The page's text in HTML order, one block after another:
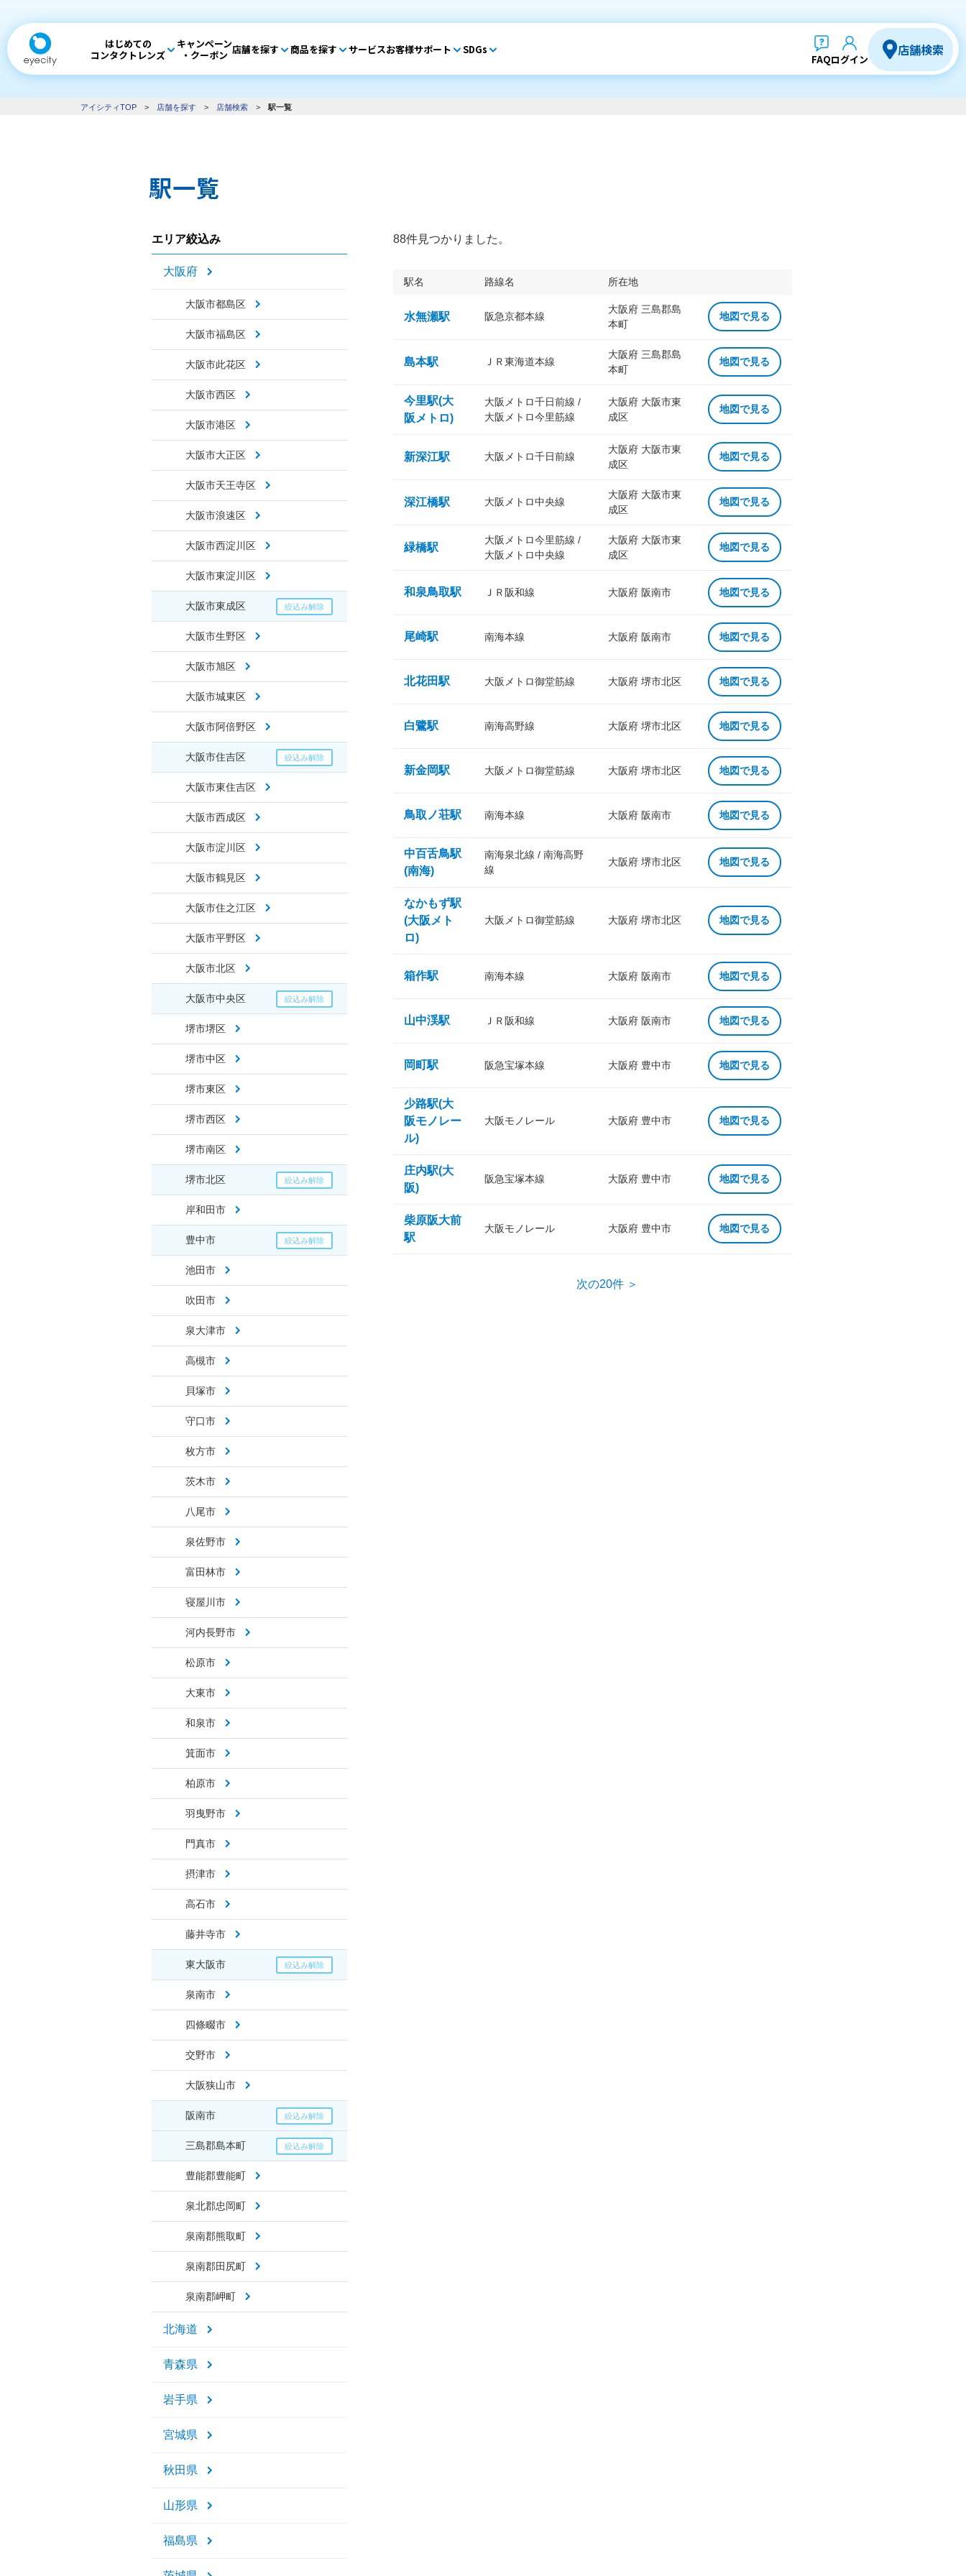
はじめての
コンタクトレンズ
キャンペーン
・クーポン 店舗を探す 商品を探す サービスお客様サポート SDGs
FAQログイン
店舗検索
アイシティTOP > 店舗を探す > 店舗検索 > 駅一覧
駅一覧
エリア絞込み
大阪府
大阪市都島区
大阪市福島区
大阪市此花区
大阪市西区
大阪市港区
大阪市大正区
大阪市天王寺区
大阪市浪速区
大阪市西淀川区
大阪市東淀川区
大阪市東成区
大阪市生野区
大阪市旭区
大阪市城東区
大阪市阿倍野区
大阪市住吉区
大阪市東住吉区
大阪市西成区
大阪市淀川区
大阪市鶴見区
大阪市住之江区
大阪市平野区
大阪市北区
大阪市中央区
堺市堺区
堺市中区
堺市東区
堺市西区
堺市南区
堺市北区
岸和田市
豊中市
池田市
吹田市
泉大津市
高槻市
貝塚市
守口市
枚方市
茨木市
八尾市
泉佐野市
富田林市
寝屋川市
河内長野市
松原市
大東市
和泉市
箕面市
柏原市
羽曳野市
門真市
摂津市
高石市
藤井寺市
東大阪市
泉南市
四條畷市
交野市
大阪狭山市
阪南市
三島郡島本町
豊能郡豊能町
泉北郡忠岡町
泉南郡熊取町
泉南郡田尻町
泉南郡岬町
北海道
青森県
岩手県
宮城県
秋田県
山形県
福島県
88件見つかりました。
駅名 路線名 所在地
水無瀬駅 阪急京都本線
大阪府 三島郡島
本町
地図で見る
島本駅 ＪＲ東海道本線
大阪府 三島郡島
本町
地図で見る
今里駅(大
阪メトロ)
大阪メトロ千日前線 /
大阪メトロ今里筋線
大阪府 大阪市東
成区
地図で見る
新深江駅 大阪メトロ千日前線
大阪府 大阪市東
成区
地図で見る
深江橋駅 大阪メトロ中央線
大阪府 大阪市東
成区
地図で見る
緑橋駅
大阪メトロ今里筋線 /
大阪メトロ中央線
大阪府 大阪市東
成区
地図で見る
和泉鳥取駅 ＪＲ阪和線 大阪府 阪南市 地図で見る
尾崎駅 南海本線 大阪府 阪南市 地図で見る
北花田駅 大阪メトロ御堂筋線 大阪府 堺市北区 地図で見る
白鷺駅 南海高野線 大阪府 堺市北区 地図で見る
新金岡駅 大阪メトロ御堂筋線 大阪府 堺市北区 地図で見る
鳥取ノ荘駅 南海本線 大阪府 阪南市 地図で見る
中百舌鳥駅
(南海)
南海泉北線 / 南海高野
線
大阪府 堺市北区 地図で見る
なかもず駅
(大阪メト
ロ)
大阪メトロ御堂筋線 大阪府 堺市北区 地図で見る
箱作駅 南海本線 大阪府 阪南市 地図で見る
山中渓駅 ＪＲ阪和線 大阪府 阪南市 地図で見る
岡町駅 阪急宝塚本線 大阪府 豊中市 地図で見る
少路駅(大
阪モノレー
ル)
大阪モノレール 大阪府 豊中市 地図で見る
庄内駅(大
阪)
阪急宝塚本線 大阪府 豊中市 地図で見る
柴原阪大前
駅
大阪モノレール 大阪府 豊中市 地図で見る
次の20件 ＞